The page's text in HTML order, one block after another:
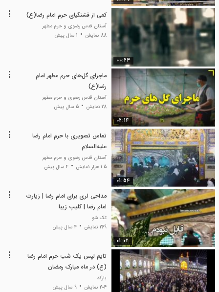
00:23
کمی از قشنگیای حرم امام رضا(ع)
آستان قدس رضوی و حرم مطهر
88 نمایش
1 سال پیش
02:14
ماجرای گل‌های حرم مطهر امام
رضا(ع)
آستان قدس رضوی و حرم مطهر
28 نمایش
5 سال پیش
01:54
تماس تصویری با حرم امام رضا
علیه‌السلام
آستان قدس رضوی و حرم مطهر
1.5 هزار نمایش
4 سال پیش
01:02
مداحی لری برای امام رضا | زیارت
امام رضا | کلیپ زیبا
تک شو
269 نمایش
4 سال پیش
تایم لپس یک شب حرم امام رضا
(ع) در ماه مبارک رمضان
بارکد
204 نمایش
9 سال پیش